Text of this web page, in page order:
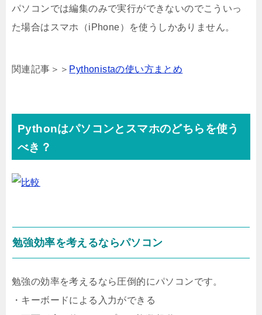
パソコンでは編集のみで実行ができないのでこういっ
た場合はスマホ（iPhone）を使うしかありません。
関連記事＞＞ Pythonistaの使い方まとめ
Pythonはパソコンとスマホのどちらを使う
べき？
勉強効率を考えるならパソコン
勉強の効率を考えるなら圧倒的にパソコンです。
・キーボードによる入力ができる